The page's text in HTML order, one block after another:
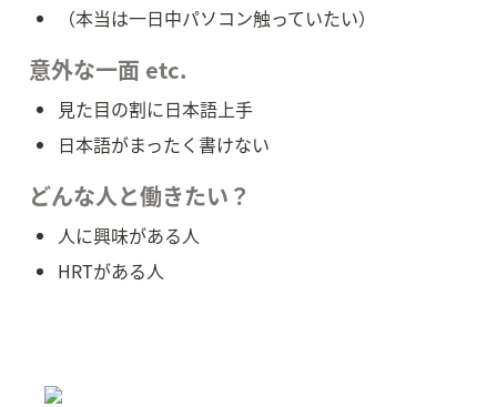
（本当は一日中パソコン触っていたい）
意外な一面 etc.
見た目の割に日本語上手
日本語がまったく書けない
どんな人と働きたい？
人に興味がある人
HRTがある人